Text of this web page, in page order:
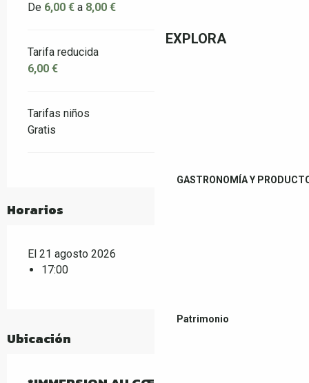
EXPLORA
GASTRONOMÍA Y
Patrimonio
De 6,00 € a 8,00 €
Tarifa reducida
6,00 €
Tarifas niños
Gratis
Horarios
El 21 agosto 2026
17:00
Ubicación